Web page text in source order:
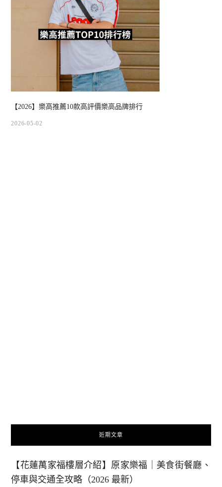
【2026】樂高推薦10款高評價樂高品牌排行
2026-05-02
近期文章
【花蓮萬家福樓層介紹】原家樂福｜美食街餐廳、
停車與交通全攻略（2026 最新）